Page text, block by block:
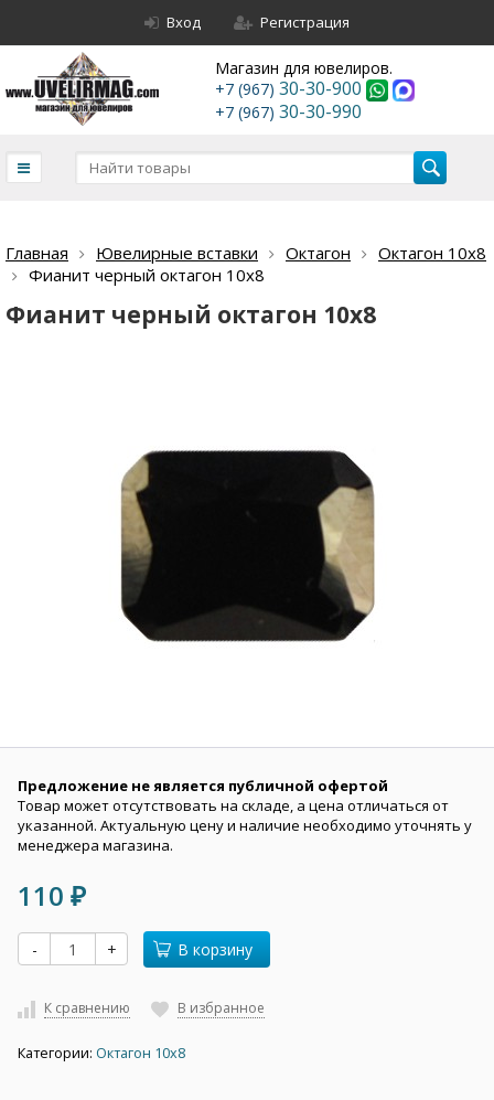
Вход Регистрация
Магазин для ювелиров.
+7 (967) 30-30-900
+7 (967) 30-30-990
Главная Ювелирные вставки Октагон
Октагон 10х8
Фианит черный октагон 10х8
Фианит черный октагон 10х8
Предложение не является публичной офертой
Товар может отсутствовать на складе, а цена отличаться от
указанной. Актуальную цену и наличие необходимо уточнять у
менеджера магазина.
110 ₽
- + В корзину
К сравнению В избранное
Категории: Октагон 10х8